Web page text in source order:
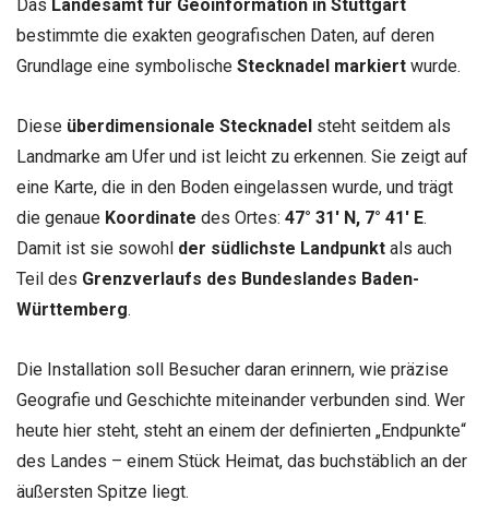
Das Landesamt für Geoinformation in Stuttgart
bestimmte die exakten geografischen Daten, auf deren
Grundlage eine symbolische Stecknadel markiert wurde.
Diese überdimensionale Stecknadel steht seitdem als
Landmarke am Ufer und ist leicht zu erkennen. Sie zeigt auf
eine Karte, die in den Boden eingelassen wurde, und trägt
die genaue Koordinate des Ortes: 47° 31′ N, 7° 41′ E.
Damit ist sie sowohl der südlichste Landpunkt als auch
Teil des Grenzverlaufs des Bundeslandes Baden-
Württemberg.
Die Installation soll Besucher daran erinnern, wie präzise
Geografie und Geschichte miteinander verbunden sind. Wer
heute hier steht, steht an einem der definierten „Endpunkte“
des Landes – einem Stück Heimat, das buchstäblich an der
äußersten Spitze liegt.